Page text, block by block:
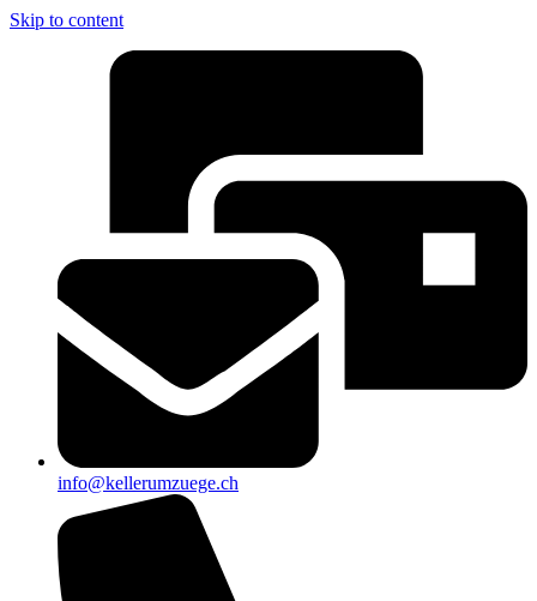
Skip to content
info@kellerumzuege.ch